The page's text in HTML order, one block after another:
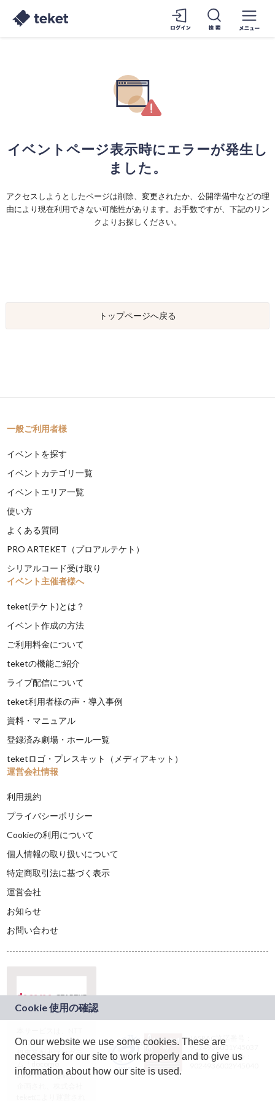
イベントページ表示時にエラーが発生し
ました。
アクセスしようとしたページは削除、変更されたか、公開準備中などの理
由により現在利用できない可能性があります。お手数ですが、下記のリン
クよりお探しください。
トップページへ戻る
一般ご利用者様
イベントを探す
イベントカテゴリ一覧
イベントエリア一覧
使い方
よくある質問
PRO ARTEKET（プロアルテケト）
シリアルコード受け取り
イベント主催者様へ
teket(テケト)とは？
イベント作成の方法
ご利用料金について
teketの機能ご紹介
ライブ配信について
teket利用者様の声・導入事例
資料・マニュアル
登録済み劇場・ホール一覧
teketロゴ・プレスキット（メディアキット）
運営会社情報
利用規約
プライバシーポリシー
Cookieの利用について
個人情報の取り扱いについて
特定商取引法に基づく表示
運営会社
お知らせ
お問い合わせ
ドコモグループの新
規事業創出プログラ
ム「docomo
STARTUP」を通じて
JASRAC許諾番号：
9024936001Y45037
JASRAC許諾番号：
On our website we use some cookies. These are
necessary for our site to work properly and to give us
information about how our site is used.